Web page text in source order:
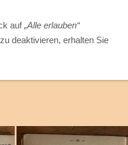
auf„Alle erlauben“
deaktivieren, erhalten Sie